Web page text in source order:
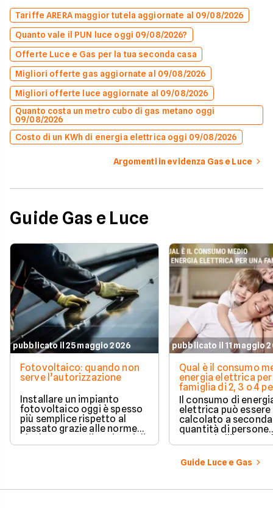
Tariffe ARERA maggior tutela aggiornate al 09/08/2026
Quanto vale il PUN luce oggi 09/08/2026?
Offerte Luce e Gas per la tua seconda casa
Migliori offerte gas aggiornate al 09/08/2026
Migliori offerte luce aggiornate al 09/08/2026
Quanto costa un metro cubo di gas metano oggi
09/08/2026
Costo di un KWh di energia elettrica oggi 09/08/2026
Argomenti in evidenza Gas e Luce
Guide Gas e Luce
pubblicato il 25 maggio 2026
Fotovoltaico: quando non
serve l’autorizzazione
Installare un impianto
fotovoltaico oggi è spesso
più semplice rispetto al
passato grazie alle norme
che hanno ampliato i casi di
edilizia libera.
pubblicato il 11 maggio
Qual è il consumo
energia elettrica per
famiglia di 2, 3 o 4
Il consumo di
elettrica può essere
calcolato a
quantità di persone
presenti all'interno
determinato
numerosi i fattori
influenzano questo
considerazione per
Guide Luce e Gas